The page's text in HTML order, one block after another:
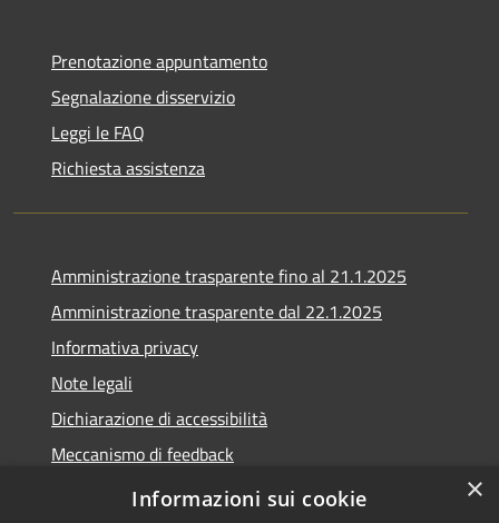
Prenotazione appuntamento
Segnalazione disservizio
Leggi le FAQ
Richiesta assistenza
Amministrazione trasparente fino al 21.1.2025
Amministrazione trasparente dal 22.1.2025
Informativa privacy
Note legali
Dichiarazione di accessibilità
Meccanismo di feedback
Whistleblowing
×
Informazioni sui cookie